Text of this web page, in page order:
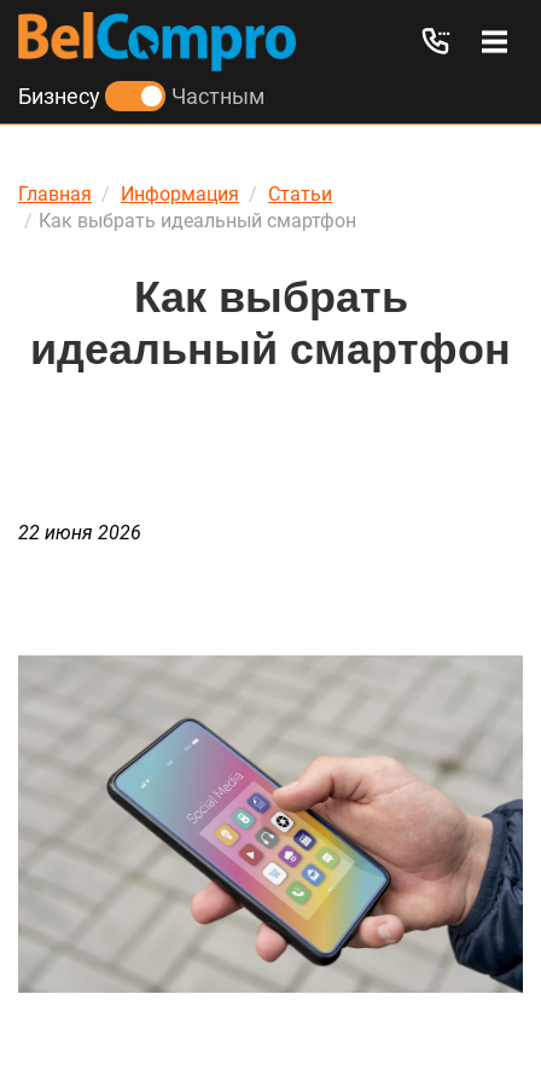
Бизнесу Частным
Главная Информация
Статьи
Как выбрать идеальный смартфон
Как выбрать
идеальный смартфон
22 июня 2026